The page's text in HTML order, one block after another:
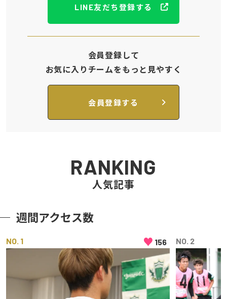
LINE友だち登録する
会員登録して
お気に入りチームをもっと見やすく
会員登録する
人気記事
RANKING
週間アクセス数
NO ♥ 156 NO